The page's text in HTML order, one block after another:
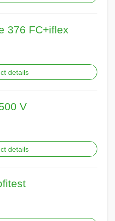
376 FC+iflex
details
V
details